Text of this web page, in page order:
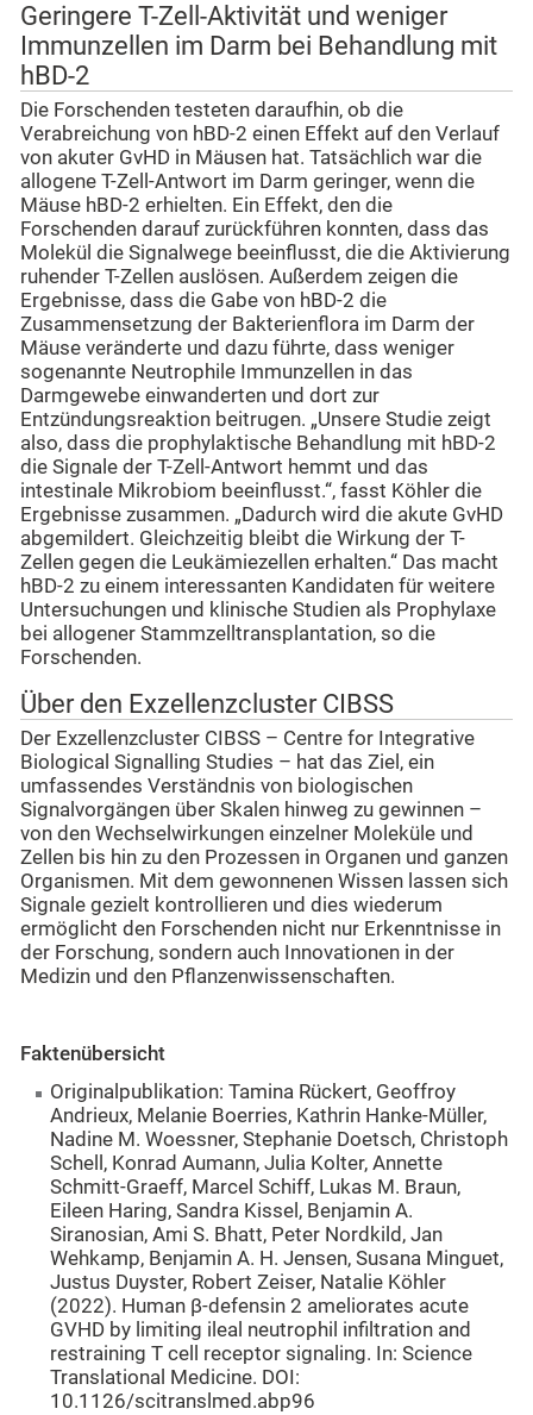
Geringere T-Zell-Aktivität und weniger
Immunzellen im Darm bei Behandlung mit
hBD-2
Die Forschenden testeten daraufhin, ob die
Verabreichung von hBD-2 einen Effekt auf den Verlauf
von akuter GvHD in Mäusen hat. Tatsächlich war die
allogene T-Zell-Antwort im Darm geringer, wenn die
Mäuse hBD-2 erhielten. Ein Effekt, den die
Forschenden darauf zurückführen konnten, dass das
Molekül die Signalwege beeinflusst, die die Aktivierung
ruhender T-Zellen auslösen. Außerdem zeigen die
Ergebnisse, dass die Gabe von hBD-2 die
Zusammensetzung der Bakterienflora im Darm der
Mäuse veränderte und dazu führte, dass weniger
sogenannte Neutrophile Immunzellen in das
Darmgewebe einwanderten und dort zur
Entzündungsreaktion beitrugen. „Unsere Studie zeigt
also, dass die prophylaktische Behandlung mit hBD-2
die Signale der T-Zell-Antwort hemmt und das
intestinale Mikrobiom beeinflusst.“, fasst Köhler die
Ergebnisse zusammen. „Dadurch wird die akute GvHD
abgemildert. Gleichzeitig bleibt die Wirkung der T-
Zellen gegen die Leukämiezellen erhalten.“ Das macht
hBD-2 zu einem interessanten Kandidaten für weitere
Untersuchungen und klinische Studien als Prophylaxe
bei allogener Stammzelltransplantation, so die
Forschenden.
Über den Exzellenzcluster CIBSS
Der Exzellenzcluster CIBSS – Centre for Integrative
Biological Signalling Studies – hat das Ziel, ein
umfassendes Verständnis von biologischen
Signalvorgängen über Skalen hinweg zu gewinnen –
von den Wechselwirkungen einzelner Moleküle und
Zellen bis hin zu den Prozessen in Organen und ganzen
Organismen. Mit dem gewonnenen Wissen lassen sich
Signale gezielt kontrollieren und dies wiederum
ermöglicht den Forschenden nicht nur Erkenntnisse in
der Forschung, sondern auch Innovationen in der
Medizin und den Pflanzenwissenschaften.
Faktenübersicht
Originalpublikation: Tamina Rückert, Geoffroy
Andrieux, Melanie Boerries, Kathrin Hanke-Müller,
Nadine M. Woessner, Stephanie Doetsch, Christoph
Schell, Konrad Aumann, Julia Kolter, Annette
Schmitt-Graeff, Marcel Schiff, Lukas M. Braun,
Eileen Haring, Sandra Kissel, Benjamin A.
Siranosian, Ami S. Bhatt, Peter Nordkild, Jan
Wehkamp, Benjamin A. H. Jensen, Susana Minguet,
Justus Duyster, Robert Zeiser, Natalie Köhler
(2022). Human β-defensin 2 ameliorates acute
GVHD by limiting ileal neutrophil infiltration and
restraining T cell receptor signaling. In: Science
Translational Medicine. DOI:
10.1126/scitranslmed.abp96